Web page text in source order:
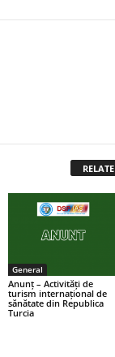
General
Anunț – Activități de
turism internațional de
sănătate din Republica
Turcia